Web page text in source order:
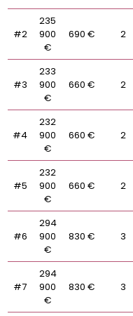
#2
235
900
€
690 € 2
#3
233
900
€
660 € 2
#4
232
900
€
660 € 2
#5
232
900
€
660 € 2
#6
294
900
€
830 € 3
#7
294
900
€
830 € 3